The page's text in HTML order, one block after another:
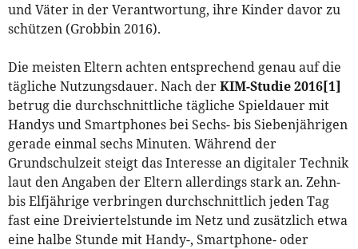
und Väter in der Verantwortung, ihre Kinder davor zu
schützen (Grobbin 2016).
Die meisten Eltern achten entsprechend genau auf die
tägliche Nutzungsdauer. Nach derKIM-Studie 2016[1]
betrug die durchschnittliche tägliche Spieldauer mit
Handys und Smartphones bei Sechs- bis Siebenjährigen
gerade einmal sechs Minuten. Während der
Grundschulzeit steigt das Interesse an digitaler Technik
laut den Angaben der Eltern allerdings stark an. Zehn-
bis Elfjährige verbringen durchschnittlich jeden Tag
fast eine Dreiviertelstunde im Netz und zusätzlich etwa
eine halbe Stunde mit Handy-, Smartphone- oder